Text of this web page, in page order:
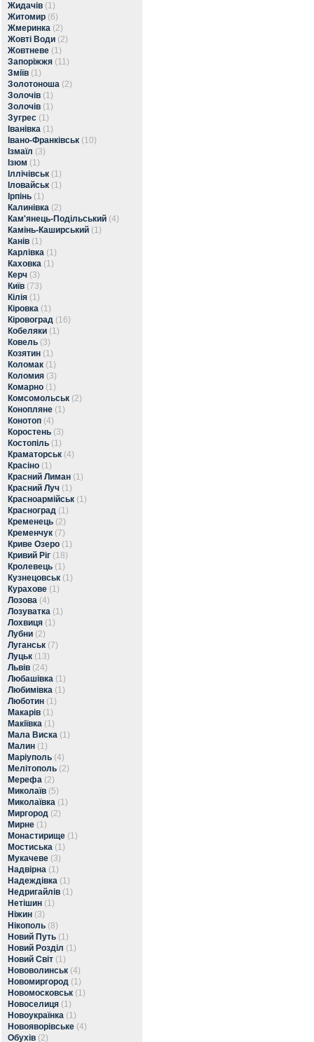
Жидачів (1)
Житомир (6)
Жмеринка (2)
Жовті Води (2)
Жовтневе (1)
Запоріжжя (11)
Зміїв (1)
Золотоноша (2)
Золочів (1)
Золочів (1)
Зугрес (1)
Іванівка (1)
Івано-Франківськ (10)
Ізмаїл (3)
Ізюм (1)
Іллічівськ (1)
Іловайськ (1)
Ірпінь (1)
Калинівка (2)
Кам'янець-Подільський (4)
Камінь-Каширський (1)
Канів (1)
Карлівка (1)
Каховка (1)
Керч (3)
Київ (73)
Кілія (1)
Кіровка (1)
Кіровоград (16)
Кобеляки (1)
Ковель (3)
Козятин (1)
Коломак (1)
Коломия (3)
Комарно (1)
Комсомольськ (2)
Конопляне (1)
Конотоп (4)
Коростень (3)
Костопіль (1)
Краматорськ (4)
Красіно (1)
Красний Лиман (1)
Красний Луч (1)
Красноармійськ (1)
Красноград (1)
Кременець (2)
Кременчук (7)
Криве Озеро (1)
Кривий Ріг (18)
Кролевець (1)
Кузнецовськ (1)
Курахове (1)
Лозова (4)
Лозуватка (1)
Лохвиця (1)
Лубни (2)
Луганськ (7)
Луцьк (13)
Львів (24)
Любашівка (1)
Любимівка (1)
Люботин (1)
Макарів (1)
Макіївка (1)
Мала Виска (1)
Малин (1)
Маріуполь (4)
Мелітополь (2)
Мерефа (2)
Миколаїв (5)
Миколаївка (1)
Миргород (2)
Мирне (1)
Монастирище (1)
Мостиська (1)
Мукачеве (3)
Надвірна (1)
Надеждівка (1)
Недригайлів (1)
Нетішин (1)
Ніжин (3)
Нікополь (8)
Новий Путь (1)
Новий Розділ (1)
Новий Світ (1)
Нововолинськ (4)
Новомиргород (1)
Новомосковськ (1)
Новоселиця (1)
Новоукраїнка (1)
Новояворівське (4)
Обухів (2)